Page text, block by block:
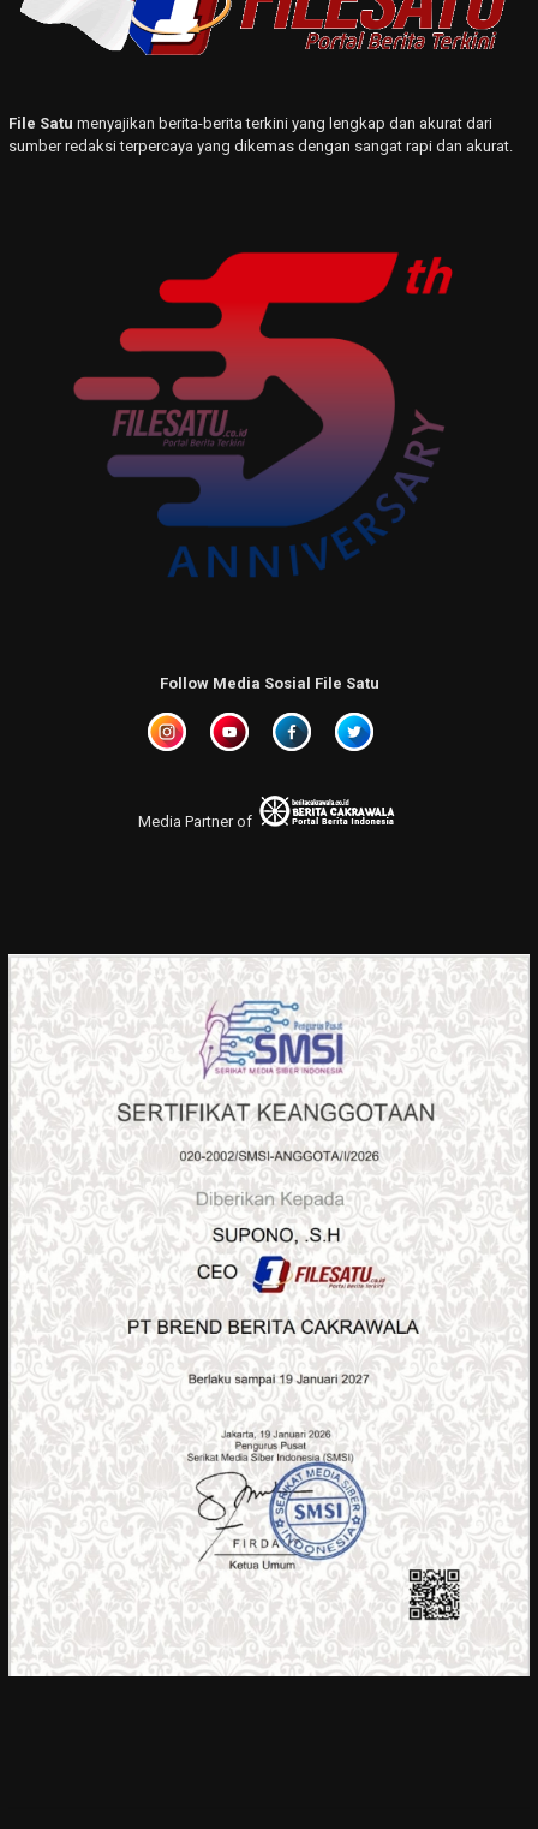
File Satu menyajikan berita-berita terkini yang lengkap dan akurat dari
sumber redaksi terpercaya yang dikemas dengan sangat rapi dan akurat.
Follow Media Sosial File Satu
Media Partner of